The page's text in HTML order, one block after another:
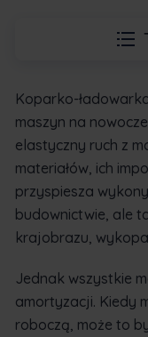
Koparko-
maszyn na
elastyczny ruch z
materiałów, ich
przyspiesza
budownictwie, ale
krajobrazu,
Jednak wszystkie
amortyzacji. Kiedy
roboczą, może to